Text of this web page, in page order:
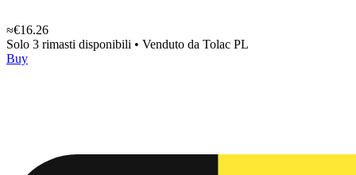
≈€16.26
Solo 3 rimasti disponibili • Venduto da Tolac PL
Buy